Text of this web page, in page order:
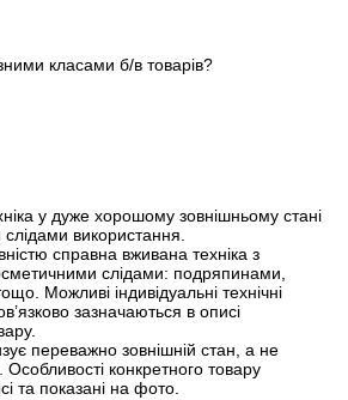
класами б/в товарів?
у дуже хорошому зовнішньому стані
використання.
справна вживана техніка з
слідами: подряпинами,
Можливі індивідуальні технічні
зазначаються в описі
переважно зовнішній стан, а не
Особливості конкретного товару
та показані на фото.